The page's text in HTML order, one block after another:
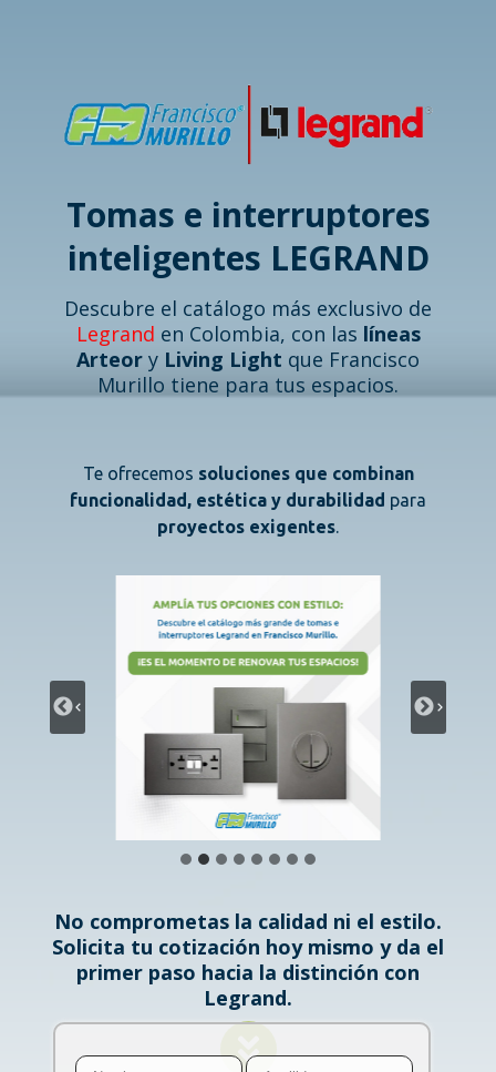
Tomas e interruptores
inteligentes LEGRAND
Descubre el catálogo más exclusivo de
Legrand en Colombia, con las líneas
Arteor y Living Light que Francisco
Murillo tiene para tus espacios.
Te ofrecemos soluciones que combinan
funcionalidad, estética y durabilidad para
proyectos exigentes.
No comprometas la calidad ni el estilo.
Solicita tu cotización hoy mismo y da el
primer paso hacia la distinción con
Legrand.